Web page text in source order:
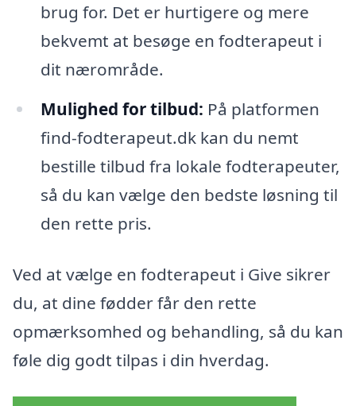
brug for. Det er hurtigere og mere
bekvemt at besøge en fodterapeut i
dit nærområde.
Mulighed for tilbud: På platformen
find-fodterapeut.dk kan du nemt
bestille tilbud fra lokale fodterapeuter,
så du kan vælge den bedste løsning til
den rette pris.
Ved at vælge en fodterapeut i Give sikrer
du, at dine fødder får den rette
opmærksomhed og behandling, så du kan
føle dig godt tilpas i din hverdag.